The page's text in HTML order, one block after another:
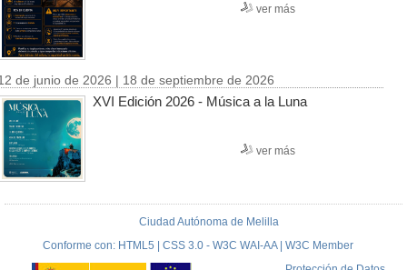
ver más
de junio de 2026 | 18 de septiembre de 2026
XVI Edición 2026 - Música a la Luna
ver más
Ciudad Autónoma de Melilla
Conforme con: HTML5 | CSS 3.0 - W3C WAI-AA | W3C Member